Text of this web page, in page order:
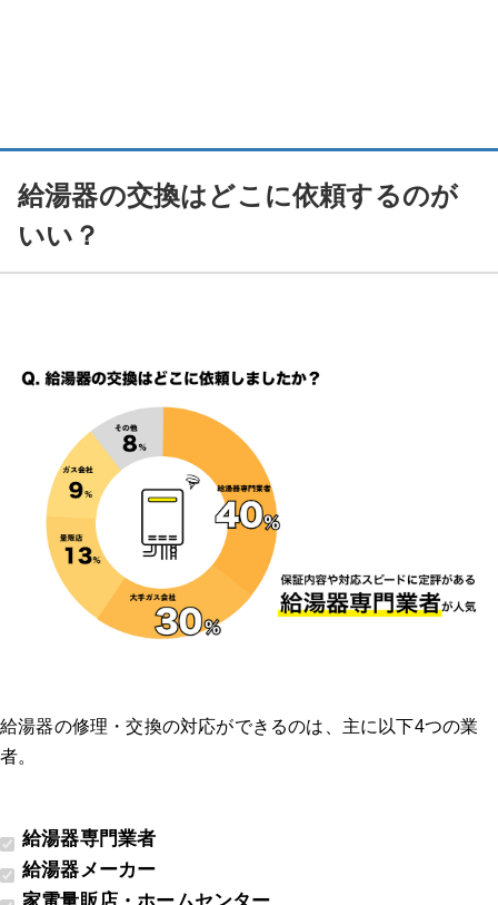
給湯器の交換はどこに依頼するのが
いい？
給湯器の修理・交換の対応ができるのは、主に以下4つの業
者。
給湯器専門業者
給湯器メーカー